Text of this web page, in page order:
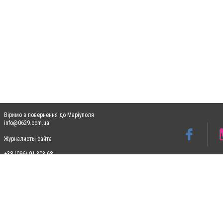
Віримо в повернення до Маріуполя
info@0629.com.ua
Журналисты сайта
+38 (096) 91 303 68